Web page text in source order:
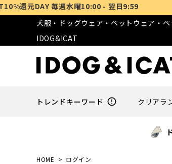
犬服・ドッグウェア・ペットウェア・
IDOG&ICAT
毎週水曜10:00 - 翌日9:59
トレンドキーワード error_outline クリアラ
HOME ログイン